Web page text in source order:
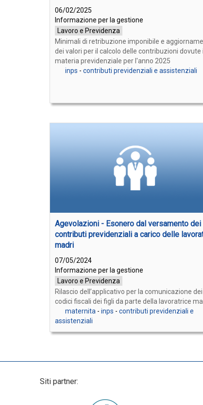
06/02/2025
Informazione per la gestione
Lavoro e Previdenza
Minimali di retribuzione imponibile e
dei valori per il calcolo delle contribuzioni dovute
materia previdenziale per l'anno 2025
inps - contributi previdenziali e assistenziali
Agevolazioni - Esonero dal versamento dei
contributi previdenziali a carico delle
madri
07/05/2024
Informazione per la gestione
Lavoro e Previdenza
Rilascio dell’applicativo per la comunicazione dei
codici fiscali dei figli da parte della lavoratrice
maternita - inps - contributi previdenziali e
assistenziali
Siti partner: